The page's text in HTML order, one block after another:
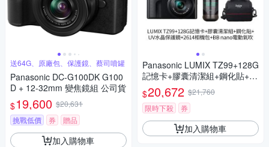
送64G、原廠包、保護鏡、蔡司噴罐
Panasonic DC-G100DK G100
D + 12-32mm 變焦鏡組 公司貨
$19,600 $20,631
挑戰低價
券 贈品
加入購物車
Panasonic LUMIX TZ99+128G
記憶卡+膠囊清潔組+鋼化貼+水
晶保護鏡+2614相機包+NITEC
ORE BB nano 迷你電動氣吹
(公司貨)
$20,672 $21,760
限時下殺
券
加入購物車